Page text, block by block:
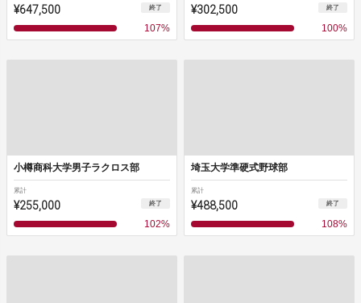
¥647,500 終了
107%
¥302,500 終了
100%
小樽商科大学男子ラクロス部
累計
¥255,000 終了
102%
埼玉大学準硬式野球部
累計
¥488,500 終了
108%